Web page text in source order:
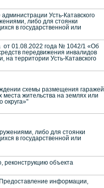
Усть-Катавского
либо для стоянки
в государственной или
от 01.08.2022 года № 1042/1 «Об
передвижения инвалидов
на территории Усть-Катавского
схемы размещения гаражей,
места жительства на землях или
округа»"
либо для стоянки
в государственной или
реконструкцию объекта
информации,